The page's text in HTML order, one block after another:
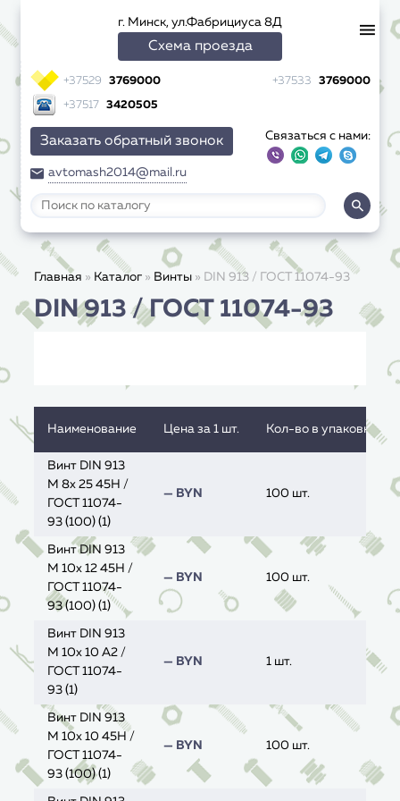
+37529 3769000 +37533 3769000
+37517 3420505
Заказать обратный звонок
avtomash2014@mail.ru
Связаться с нами:
г. Минск, ул.Фабрициуса 8Д
Схема проезда
Главная » Каталог » Винты » DIN 913 / ГОСТ 11074-93
DIN 913 / ГОСТ 11074-93
Наименование Цена за 1 шт. Кол-во в упаковке,
Винт DIN 913
M 8x 25 45H /
ГОСТ 11074-
93 (100) (1)
— BYN 100 шт.
Винт DIN 913
M 10x 12 45H /
ГОСТ 11074-
93 (100) (1)
— BYN 100 шт.
Винт DIN 913
M 10x 10 A2 /
ГОСТ 11074-
93 (1)
— BYN 1 шт.
Винт DIN 913
M 10x 10 45H /
ГОСТ 11074-
93 (100) (1)
— BYN 100 шт.